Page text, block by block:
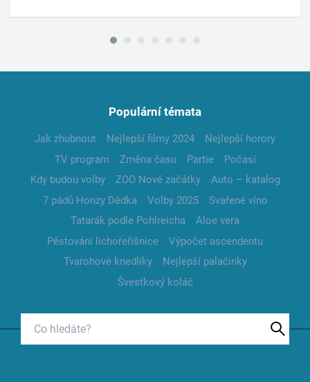
Populární témata
Jak zhubnout Nejlepší filmy 2024
Nejlepší horory
TV program
Změna času Partie
Počasí
Kdy budou volby
ZOO Nové začátky
Auto – katalog
7 pádů Honzy Dědka
Volby 2025
Svařené víno
Tatarák podle Pohlreicha
Aloe vera
Pěstování lichořeřišnice
Výpočet ascendentu
Tvarohové knedlíky
Nejlepší palačinky
Švestkový koláč